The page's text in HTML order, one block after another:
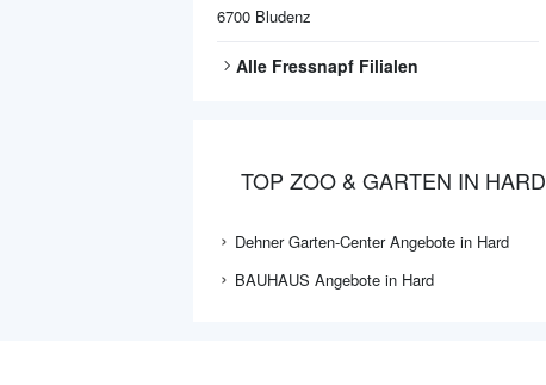
6700 Bludenz
Alle Fressnapf Filialen
TOP ZOO & GARTEN IN HARD
Dehner Garten-Center Angebote in Hard
BAUHAUS Angebote in Hard